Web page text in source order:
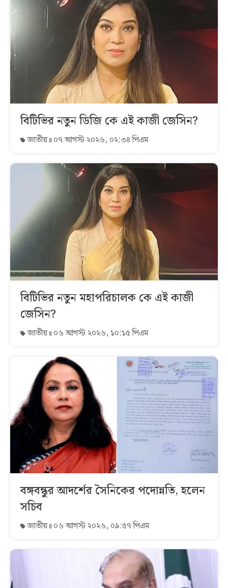
বিটিভির নতুন ডিজি কে এই কাজী জেসিন?
জাতীয় ০৭ আগস্ট ২০২৬, ০২:৩৪ পিএম
বিটিভির নতুন মহাপরিচালক কে এই কাজী
জেসিন?
জাতীয় ০৬ আগস্ট ২০২৬, ১০:১৫ পিএম
বঙ্গবন্ধুর আদর্শের সৈনিকের পদোন্নতি, হলেন
সচিব
জাতীয় ০৬ আগস্ট ২০২৬, ০৯:৫৭ পিএম